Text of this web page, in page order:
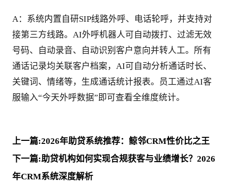
A：系统内置自研SIP线路外呼、电话轮呼，并支持对
接第三方线路。AI外呼机器人可自动拨打、过滤无效
号码、自动录音、自动识别客户意向并转人工。所有
通话记录均关联客户档案，AI可自动分析通话时长、
关键词、情绪等，生成通话统计报表。员工通过AI客
服输入“今天外呼数据”即可查看全维度统计。
上一篇:2026年助贷系统推荐：鲸邻CRM性价比之王
下一篇:助贷机构如何实现合规获客与业绩增长？2026
年CRM系统深度解析